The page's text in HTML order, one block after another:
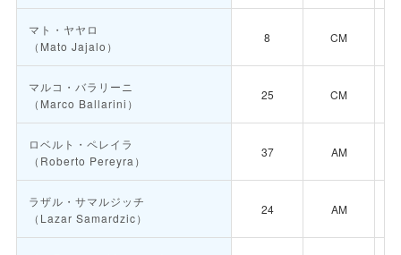
マト・ヤヤロ
（Mato Jajalo）
8 CM
マルコ・バラリーニ
（Marco Ballarini）
25 CM
ロベルト・ペレイラ
（Roberto Pereyra）
37 AM
ラザル・サマルジッチ
（Lazar Samardzic）
24 AM